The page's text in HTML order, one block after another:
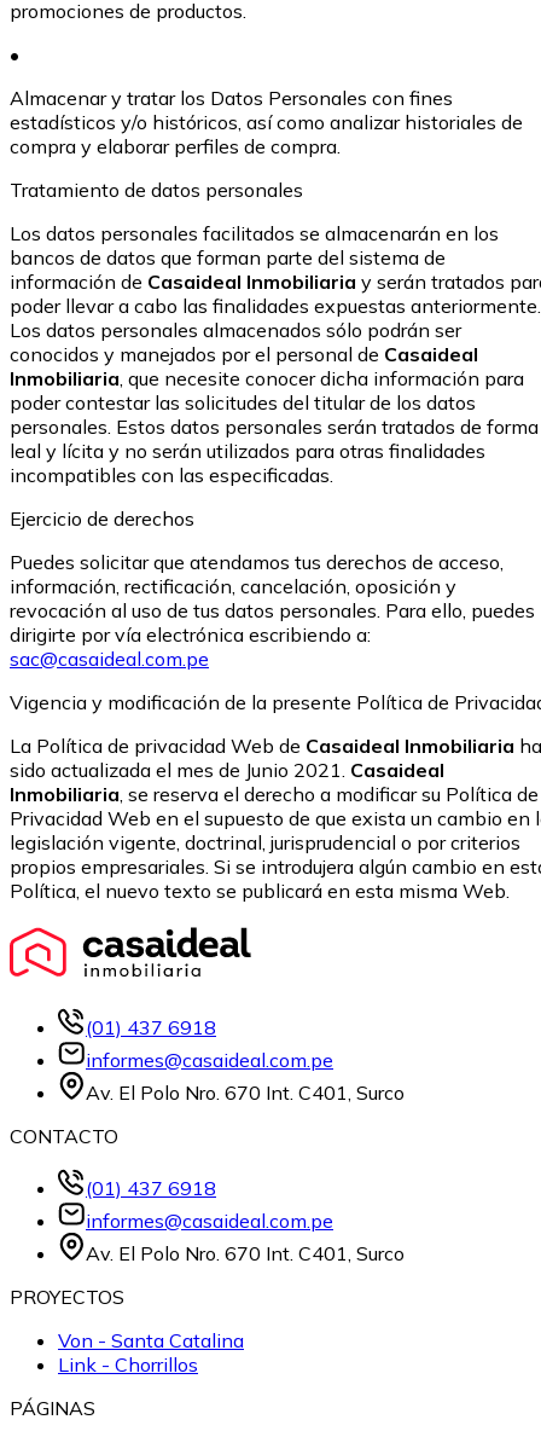
promociones de productos.
•
Almacenar y tratar los Datos Personales con fines
estadísticos y/o históricos, así como analizar historiales de
compra y elaborar perfiles de compra.
Tratamiento de datos personales
Los datos personales facilitados se almacenarán en los
bancos de datos que forman parte del sistema de
información de Casaideal Inmobiliaria y serán tratados
poder llevar a cabo las finalidades expuestas anteriormente.
Los datos personales almacenados sólo podrán ser
conocidos y manejados por el personal de Casaideal
Inmobiliaria , que necesite conocer dicha información para
poder contestar las solicitudes del titular de los datos
personales. Estos datos personales serán tratados de forma
leal y lícita y no serán utilizados para otras finalidades
incompatibles con las especificadas.
Ejercicio de derechos
Puedes solicitar que atendamos tus derechos de acceso,
información, rectificación, cancelación, oposición y
revocación al uso de tus datos personales. Para ello, puedes
dirigirte por vía electrónica escribiendo a:
sac@casaideal.com.pe
Vigencia y modificación de la presente Política de
La Política de privacidad Web de Casaideal Inmobiliaria ha
sido actualizada el mes de Junio 2021. Casaideal
Inmobiliaria , se reserva el derecho a modificar su Política de
Privacidad Web en el supuesto de que exista un cambio en
legislación vigente, doctrinal, jurisprudencial o por criterios
propios empresariales. Si se introdujera algún cambio en
Política, el nuevo texto se publicará en esta misma Web.
(01) 437 6918
informes@casaideal.com.pe
Av. El Polo Nro. 670 Int. C401, Surco
CONTACTO
(01) 437 6918
informes@casaideal.com.pe
Av. El Polo Nro. 670 Int. C401, Surco
PROYECTOS
Von - Santa Catalina
Link - Chorrillos
PÁGINAS